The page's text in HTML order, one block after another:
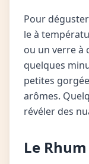
Pour
le à
ou un verre à
quelques
petites
arômes.
révéler des
Le